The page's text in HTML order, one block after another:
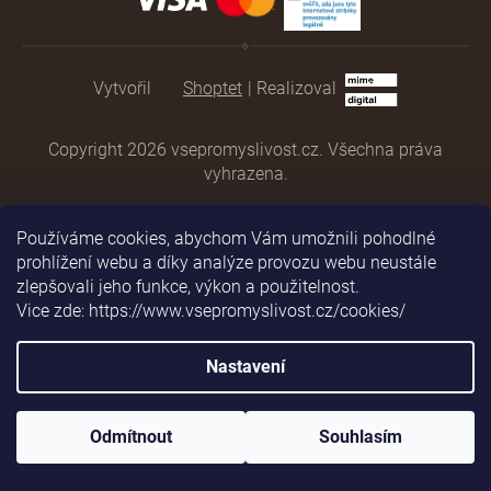
Používáme cookies, abychom Vám umožnili pohodlné
prohlížení webu a díky analýze provozu webu neustále
zlepšovali jeho funkce, výkon a použitelnost.
Vice zde: https://www.vsepromyslivost.cz/cookies/
Nastavení
Odmítnout Souhlasím
Shoptet | Realizoval
Copyright 2026 vsepromyslivost.cz . Všechna práva
vyhrazena.